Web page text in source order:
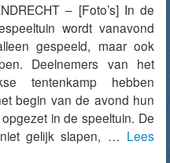
– [Foto’s] In de
wordt vanavond
gespeeld, maar ook
Deelnemers van het
tentenkamp hebben
begin van de avond hun
in de speeltuin. De
gelijk slapen, … Lees